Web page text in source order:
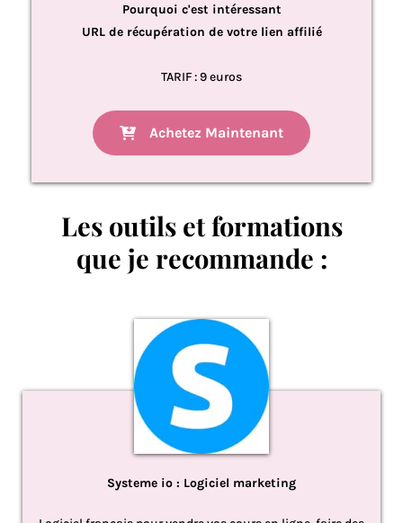
Pourquoi c'est intéressant
URL de récupération de votre lien affilié
TARIF : 9 euros
Achetez Maintenant
Les outils et formations
que je recommande :
Systeme io : Logiciel marketing